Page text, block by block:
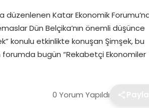
düzenlenen Katar Ekonomik
Dün Belçika’nın önemli düşünce
konulu etkinlikte konuşan Şimşek, bu
forumda bugün “Rekabetçi Ekonomiler
0 Yorum Yapıldı